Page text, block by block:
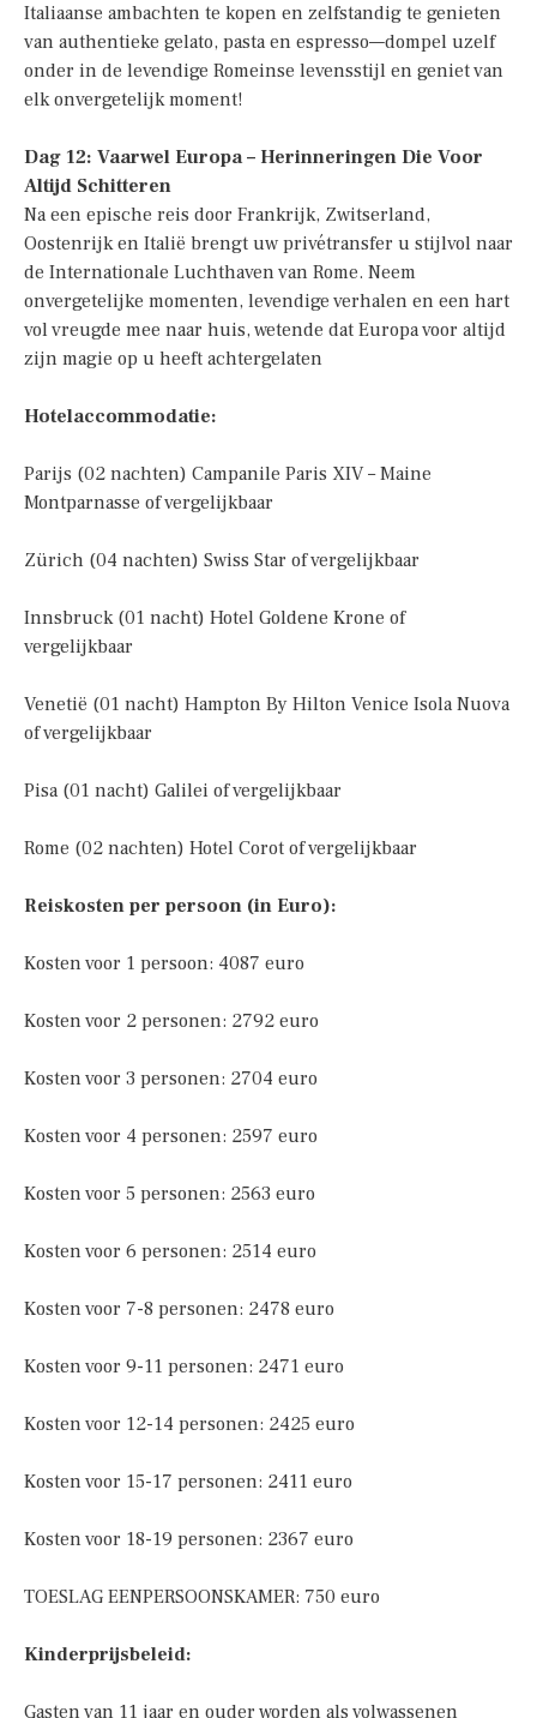
Italiaanse ambachten te kopen en zelfstandig te genieten
van authentieke gelato, pasta en espresso—dompel uzelf
onder in de levendige Romeinse levensstijl en geniet van
elk onvergetelijk moment!
Dag 12: Vaarwel Europa – Herinneringen Die Voor
Altijd Schitteren
Na een epische reis door Frankrijk, Zwitserland,
Oostenrijk en Italië brengt uw privétransfer u stijlvol naar
de Internationale Luchthaven van Rome. Neem
onvergetelijke momenten, levendige verhalen en een hart
vol vreugde mee naar huis, wetende dat Europa voor altijd
zijn magie op u heeft achtergelaten
Hotelaccommodatie:
Parijs (02 nachten) Campanile Paris XIV – Maine
Montparnasse of vergelijkbaar
Zürich (04 nachten) Swiss Star of vergelijkbaar
Innsbruck (01 nacht) Hotel Goldene Krone of
vergelijkbaar
Venetië (01 nacht) Hampton By Hilton Venice Isola Nuova
of vergelijkbaar
Pisa (01 nacht) Galilei of vergelijkbaar
Rome (02 nachten) Hotel Corot of vergelijkbaar
Reiskosten per persoon (in Euro):
Kosten voor 1 persoon: 4087 euro
Kosten voor 2 personen: 2792 euro
Kosten voor 3 personen: 2704 euro
Kosten voor 4 personen: 2597 euro
Kosten voor 5 personen: 2563 euro
Kosten voor 6 personen: 2514 euro
Kosten voor 7-8 personen: 2478 euro
Kosten voor 9-11 personen: 2471 euro
Kosten voor 12-14 personen: 2425 euro
Kosten voor 15-17 personen: 2411 euro
Kosten voor 18-19 personen: 2367 euro
TOESLAG EENPERSOONSKAMER: 750 euro
Kinderprijsbeleid:
Gasten van 11 jaar en ouder worden als volwassenen